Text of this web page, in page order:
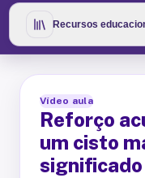
Recursos
Vídeo aula
Reforço
um cisto